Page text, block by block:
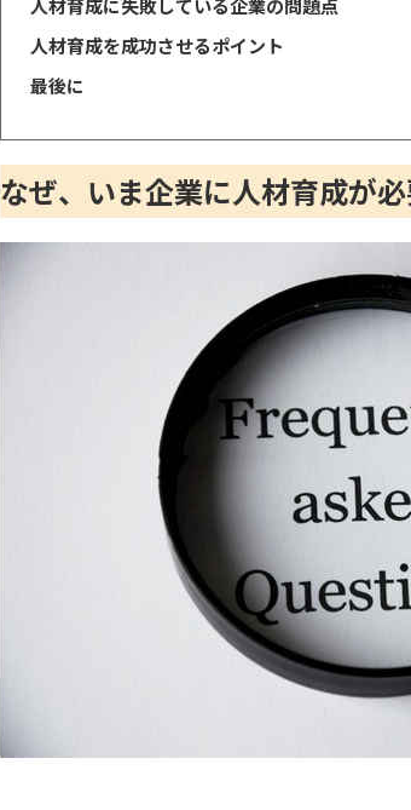
人材育成に失敗している企業の問題点
人材育成を成功させるポイント
最後に
なぜ、いま企業に人材育成が